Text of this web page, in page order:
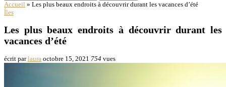
Accueil » Les plus beaux endroits à découvrir durant les vacances d’été
Îles
Les plus beaux endroits à découvrir durant les
vacances d’été
écrit parlaura octobre 15, 2021 754 vues